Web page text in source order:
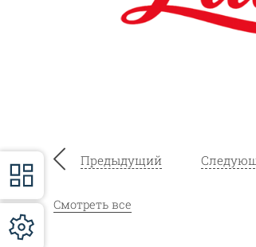
Предыдущий
Смотреть все